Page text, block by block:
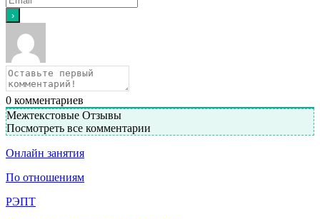
0 комментариев
Межтекстовые Отзывы
Посмотреть все комментарии
Онлайн занятия
По отношениям
РЭПТ